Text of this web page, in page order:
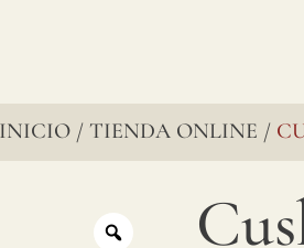
INICIO / TIENDA ONLINE /